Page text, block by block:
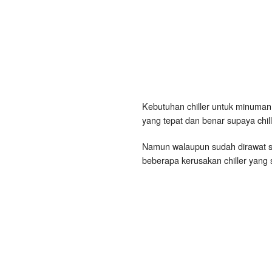
Kebutuhan chiller untuk
yang tepat dan benar supaya
Namun walaupun sudah dirawat
beberapa kerusakan chiller